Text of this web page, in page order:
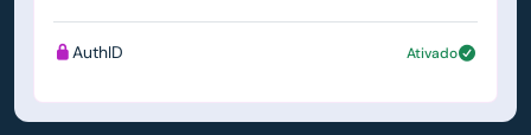
AuthID Ativado